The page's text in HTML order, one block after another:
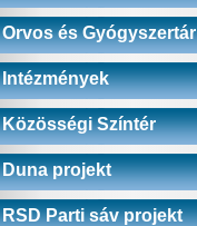
Orvos és Gyógyszertár
Intézmények
Közösségi Színtér
Duna projekt
RSD Parti sáv projekt